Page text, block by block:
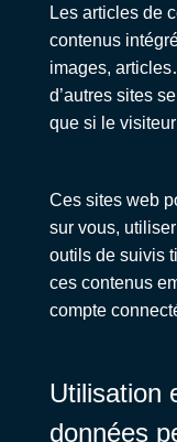
Les articles de
contenus
images,
d’autres sites
que si le
Ces sites web
sur vous,
outils de suivis
ces contenus
compte
Utilisation
données